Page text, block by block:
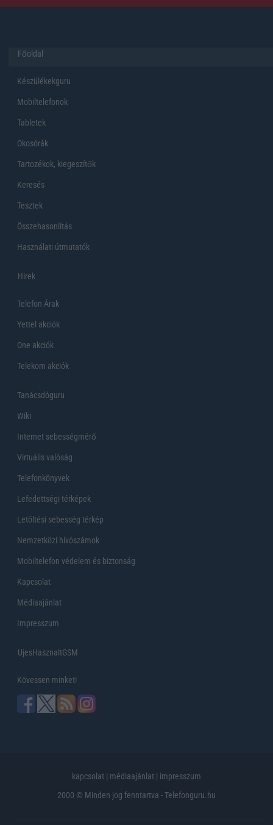
Főoldal
Készülékekguru
Mobiltelefonok
Tabletek
Okosórák
Tartozékok, kiegeszítők
Keresés
Tesztek
Összehasonlítás
Használati útmutatók
Hirek
Telefon Árak
Yettel akciók
One akciók
Telekom akciók
Tanácsdóguru
Wiki
Internet sebességmérő
Virtuális valóság
Telefonkönyvek
Lefedettségi térképek
Letöltési sebesség térkép
Nemzetközi hívószámok
Mobiltelefon védelem és biztonság
Kapcsolat
Médiaajánlat
Impresszum
UjesHasznaltGSM
Kövessen minket!
kapcsolat | médiaajánlat | impresszum
2000 © Minden jog fenntartva - Telefonguru.hu